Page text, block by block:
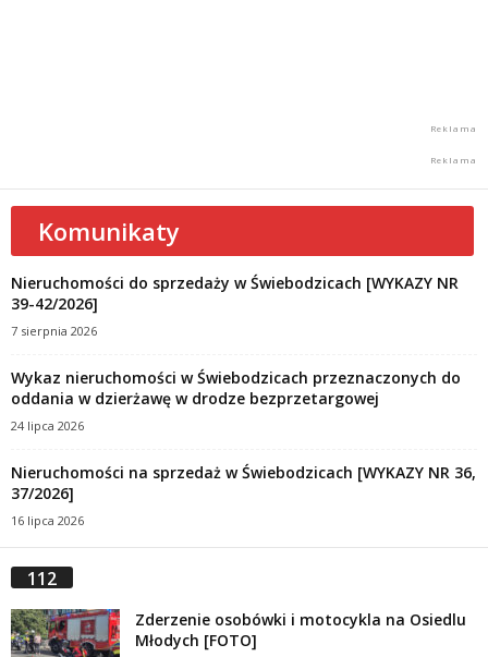
Komunikaty
Nieruchomości do sprzedaży w Świebodzicach [WYKAZY NR
39-42/2026]
7 sierpnia 2026
Wykaz nieruchomości w Świebodzicach przeznaczonych do
oddania w dzierżawę w drodze bezprzetargowej
24 lipca 2026
Nieruchomości na sprzedaż w Świebodzicach [WYKAZY NR 36,
37/2026]
16 lipca 2026
112
Zderzenie osobówki i motocykla na Osiedlu
Młodych [FOTO]